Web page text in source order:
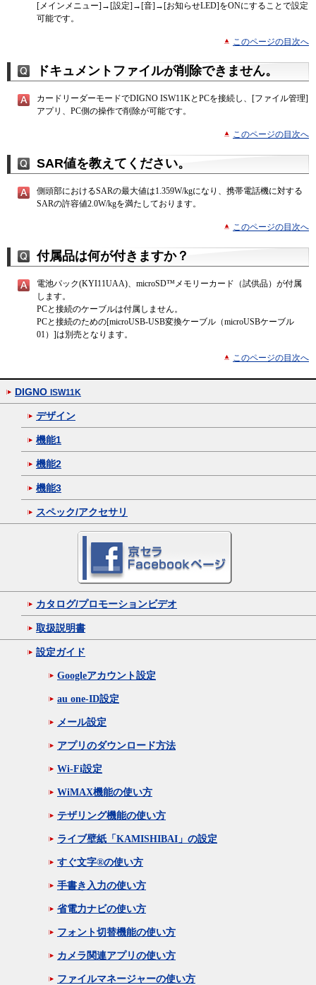
[メインメニュー]→[設定]→[音]→[お知らせLED]をONにすることで設定
可能です。
このページの目次へ
ドキュメントファイルが削除できません。
カードリーダーモードでDIGNO ISW11KとPCを接続し、[ファイル管理]
アプリ、PC側の操作で削除が可能です。
このページの目次へ
SAR値を教えてください。
側頭部におけるSARの最大値は1.359W/kgになり、携帯電話機に対する
SARの許容値2.0W/kgを満たしております。
このページの目次へ
付属品は何が付きますか？
電池パック(KYI11UAA)、microSD™メモリーカード（試供品）が付属
します。
PCと接続のケーブルは付属しません。
PCと接続のための[microUSB-USB変換ケーブル（microUSBケーブル
01）]は別売となります。
このページの目次へ
DIGNO ISW11K
デザイン
機能1
機能2
機能3
スペック/アクセサリ
カタログ/プロモーションビデオ
取扱説明書
設定ガイド
Googleアカウント設定
au one-ID設定
メール設定
アプリのダウンロード方法
Wi-Fi設定
WiMAX機能の使い方
テザリング機能の使い方
ライブ壁紙「KAMISHIBAI」の設定
すぐ文字®の使い方
手書き入力の使い方
省電力ナビの使い方
フォント切替機能の使い方
カメラ関連アプリの使い方
ファイルマネージャーの使い方